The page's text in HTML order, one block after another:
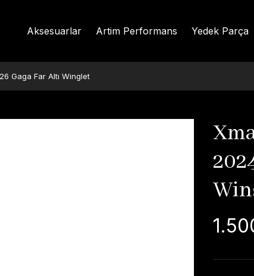
Aksesuarlar Artim Performans Yedek Parça
Gaga Far Altı Winglet